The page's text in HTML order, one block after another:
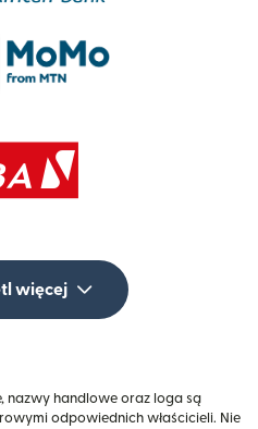
więcej
nazwy handlowe oraz loga są
odpowiednich właścicieli. Nie